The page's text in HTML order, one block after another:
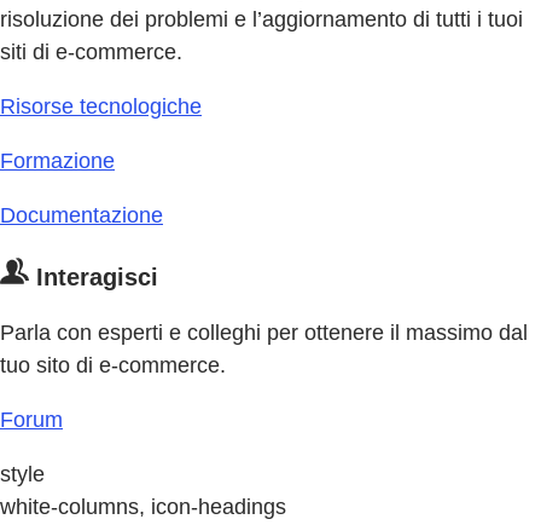
risoluzione dei problemi e l’aggiornamento di tutti i tuoi
siti di e-commerce.
Risorse tecnologiche
Formazione
Documentazione
Interagisci
Parla con esperti e colleghi per ottenere il massimo dal
tuo sito di e-commerce.
Forum
style
white-columns, icon-headings